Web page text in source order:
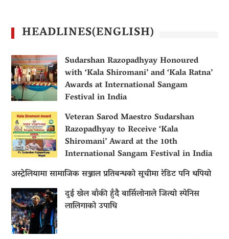
HEADLINES(ENGLISH)
Sudarshan Razopadhyay Honoured
with ‘Kala Shiromani’ and ‘Kala Ratna’
Awards at International Sangam
Festival in India
Veteran Sarod Maestro Sudarshan
Razopadhyay to Receive ‘Kala
Shiromani’ Award at the 10th
International Sangam Festival in India
अस्ट्रेलियामा सामाजिक सञ्जाल प्रतिबन्धको सूचीमा रेडिट पनि थपियो
दुई खेल बाँकी हुँदै बार्सिलोनाले जित्यो स्पेनिस
लालिगाको उपाधि